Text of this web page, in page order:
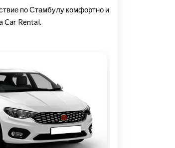
по Стамбулу комфортно и
Car Rental.